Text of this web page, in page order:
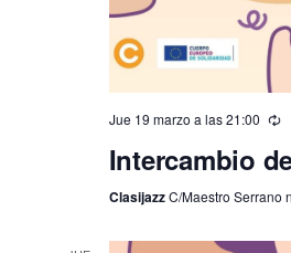
Jue 19 marzo a las 21:00
Intercambio
ClasijazzC/Maestro Serrano